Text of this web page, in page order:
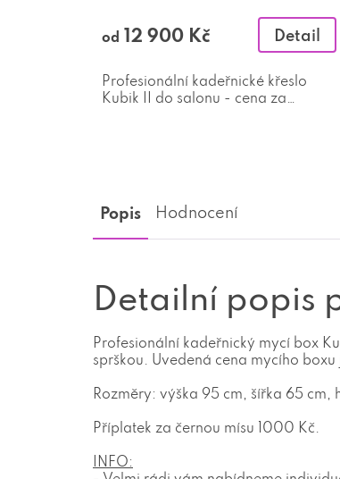
od 12 900 Kč Detail
Profesionální kadeřnické křeslo
Kubik II do salonu - cena za
Popis Hodnocení
Detailní popis
Profesionální kadeřnický mycí box
sprškou. Uvedená cena mycího
Rozměry: výška 95 cm, šířka 65 cm,
Příplatek za černou mísu 1000 Kč.
INFO: